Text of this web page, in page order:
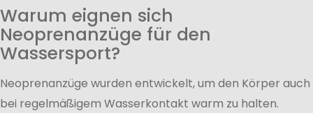
Warum eignen sich
Neoprenanzüge für den
Wassersport?
Neoprenanzüge wurden entwickelt, um den Körper auch
bei regelmäßigem Wasserkontakt warm zu halten.